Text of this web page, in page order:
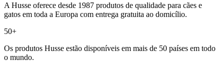
A Husse oferece desde 1987 produtos de qualidade para cães e
gatos em toda a Europa com entrega gratuita ao domicílio.
50+
Os produtos Husse estão disponíveis em mais de 50 países em todo
o mundo.